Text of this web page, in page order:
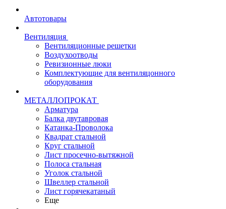
Автотовары
Вентиляция
Вентиляционные решетки
Воздухоотводы
Ревизионные люки
Комплектующие для вентиляцонного
оборудования
МЕТАЛЛОПРОКАТ
Арматура
Балка двутавровая
Катанка-Проволока
Квадрат стальной
Круг стальной
Лист просечно-вытяжной
Полоса стальная
Уголок стальной
Швеллер стальной
Лист горячекатаный
Еще